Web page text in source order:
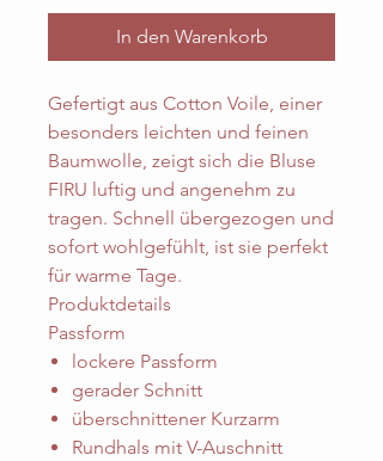
In den Warenkorb
Gefertigt aus Cotton Voile, einer
besonders leichten und feinen
Baumwolle, zeigt sich die Bluse
FIRU luftig und angenehm zu
tragen. Schnell übergezogen und
sofort wohlgefühlt, ist sie perfekt
für warme Tage.
Produktdetails
Passform
lockere Passform
gerader Schnitt
überschnittener Kurzarm
Rundhals mit V-Auschnitt